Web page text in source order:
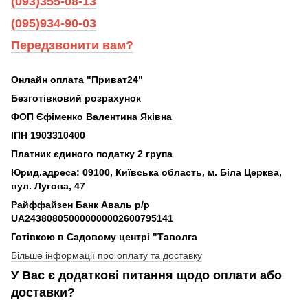
(095)934-90-03
Передзвонити вам?
Онлайн оплата "Приват24"
Безготівковий розрахунок
ФОП Єфіменко Валентина Яківна
ІПН 1903310400
Платник єдиного податку 2 група
Юрид.адреса: 09100, Київська область, м. Біла Церква,
вул. Лугова, 47
Райффайзен Банк Аваль р/р
UA243808050000000002600795141
Готівкою в Садовому центрі "Таволга
Більше інформації про оплату та доставку
У Вас є додаткові питання щодо оплати або
доставки?